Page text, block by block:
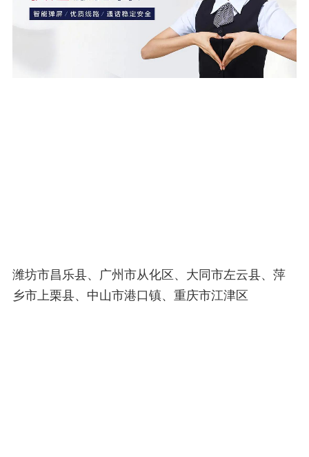
潍坊市昌乐县、广州市从化区、大同市左云县、萍
乡市上栗县、中山市港口镇、重庆市江津区